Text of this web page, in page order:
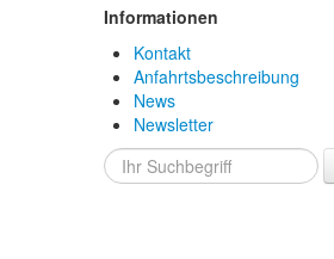
Informationen
Kontakt
Anfahrtsbeschreibung
News
Newsletter